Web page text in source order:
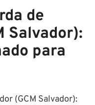
de
Salvador):
para
(GCM Salvador):